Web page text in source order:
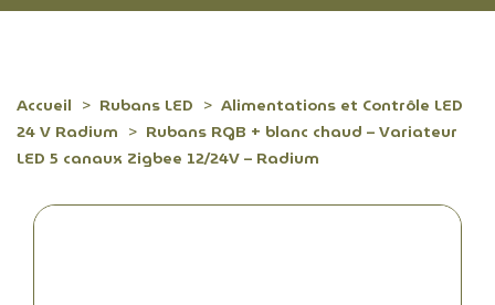
Accueil Rubans LED
Alimentations et Contrôle LED
24 V Radium
Rubans RGB + blanc chaud – Variateur
LED 5 canaux Zigbee 12/24V – Radium